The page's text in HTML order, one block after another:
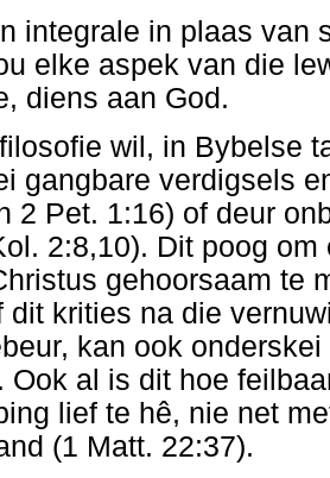
integrale in plaas van
elke aspek van die
diens aan God.
wil, in Bybelse
gangbare verdigsels
2 Pet. 1:16) of deur
2:8,10). Dit poog
gehoorsaam te
dit krities na die
kan ook
Ook al is dit hoe
lief te hê, nie net
(1 Matt. 22:37).